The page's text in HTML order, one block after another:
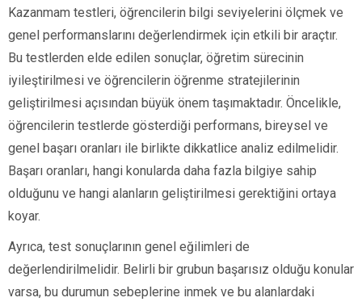
Kazanmam testleri, öğrencilerin bilgi seviyelerini ölçmek ve
genel performanslarını değerlendirmek için etkili bir araçtır.
Bu testlerden elde edilen sonuçlar, öğretim sürecinin
iyileştirilmesi ve öğrencilerin öğrenme stratejilerinin
geliştirilmesi açısından büyük önem taşımaktadır. Öncelikle,
öğrencilerin testlerde gösterdiği performans, bireysel ve
genel başarı oranları ile birlikte dikkatlice analiz edilmelidir.
Başarı oranları, hangi konularda daha fazla bilgiye sahip
olduğunu ve hangi alanların geliştirilmesi gerektiğini ortaya
koyar.
Ayrıca, test sonuçlarının genel eğilimleri de
değerlendirilmelidir. Belirli bir grubun başarısız olduğu konular
varsa, bu durumun sebeplerine inmek ve bu alanlardaki